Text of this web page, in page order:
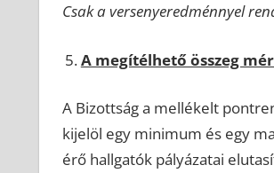
Csak a versenyeredménnyel
A megítélhető összeg
A Bizottság a mellékelt
kijelöl egy minimum és egy
érő hallgatók pályázatai